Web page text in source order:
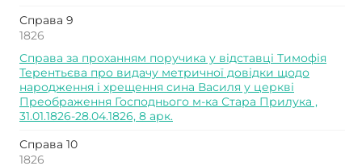
Справа 9
1826
Справа за проханням поручика у відставці Тимофія
Терентьєва про видачу метричної довідки щодо
народження і хрещення сина Василя у церкві
Преображення Господнього м-ка Стара Прилука ,
31.01.1826-28.04.1826, 8 арк.
Справа 10
1826